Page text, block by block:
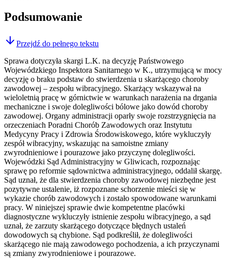
Podsumowanie
Przejdź do pełnego tekstu
Sprawa dotyczyła skargi L.K. na decyzję Państwowego
Wojewódzkiego Inspektora Sanitarnego w K., utrzymującą w mocy
decyzję o braku podstaw do stwierdzenia u skarżącego choroby
zawodowej – zespołu wibracyjnego. Skarżący wskazywał na
wieloletnią pracę w górnictwie w warunkach narażenia na drgania
mechaniczne i swoje dolegliwości bólowe jako dowód choroby
zawodowej. Organy administracji oparły swoje rozstrzygnięcia na
orzeczeniach Poradni Chorób Zawodowych oraz Instytutu
Medycyny Pracy i Zdrowia Środowiskowego, które wykluczyły
zespół wibracyjny, wskazując na samoistne zmiany
zwyrodnieniowe i pourazowe jako przyczynę dolegliwości.
Wojewódzki Sąd Administracyjny w Gliwicach, rozpoznając
sprawę po reformie sądownictwa administracyjnego, oddalił skargę.
Sąd uznał, że dla stwierdzenia choroby zawodowej niezbędne jest
pozytywne ustalenie, iż rozpoznane schorzenie mieści się w
wykazie chorób zawodowych i zostało spowodowane warunkami
pracy. W niniejszej sprawie dwie kompetentne placówki
diagnostyczne wykluczyły istnienie zespołu wibracyjnego, a sąd
uznał, że zarzuty skarżącego dotyczące błędnych ustaleń
dowodowych są chybione. Sąd podkreślił, że dolegliwości
skarżącego nie mają zawodowego pochodzenia, a ich przyczynami
są zmiany zwyrodnieniowe i pourazowe.